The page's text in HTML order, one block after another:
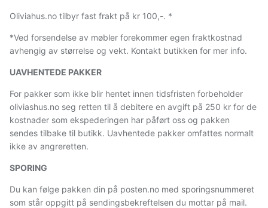
Oliviahus.no tilbyr fast frakt på kr 100,-. *
*Ved forsendelse av møbler forekommer egen fraktkostnad
avhengig av størrelse og vekt. Kontakt butikken for mer info.
UAVHENTEDE PAKKER
For pakker som ikke blir hentet innen tidsfristen forbeholder
oliviashus.no seg retten til å debitere en avgift på 250 kr for de
kostnader som ekspederingen har påført oss og pakken
sendes tilbake til butikk. Uavhentede pakker omfattes normalt
ikke av angreretten.
SPORING
Du kan følge pakken din på posten.no med sporingsnummeret
som står oppgitt på sendingsbekreftelsen du mottar på mail.